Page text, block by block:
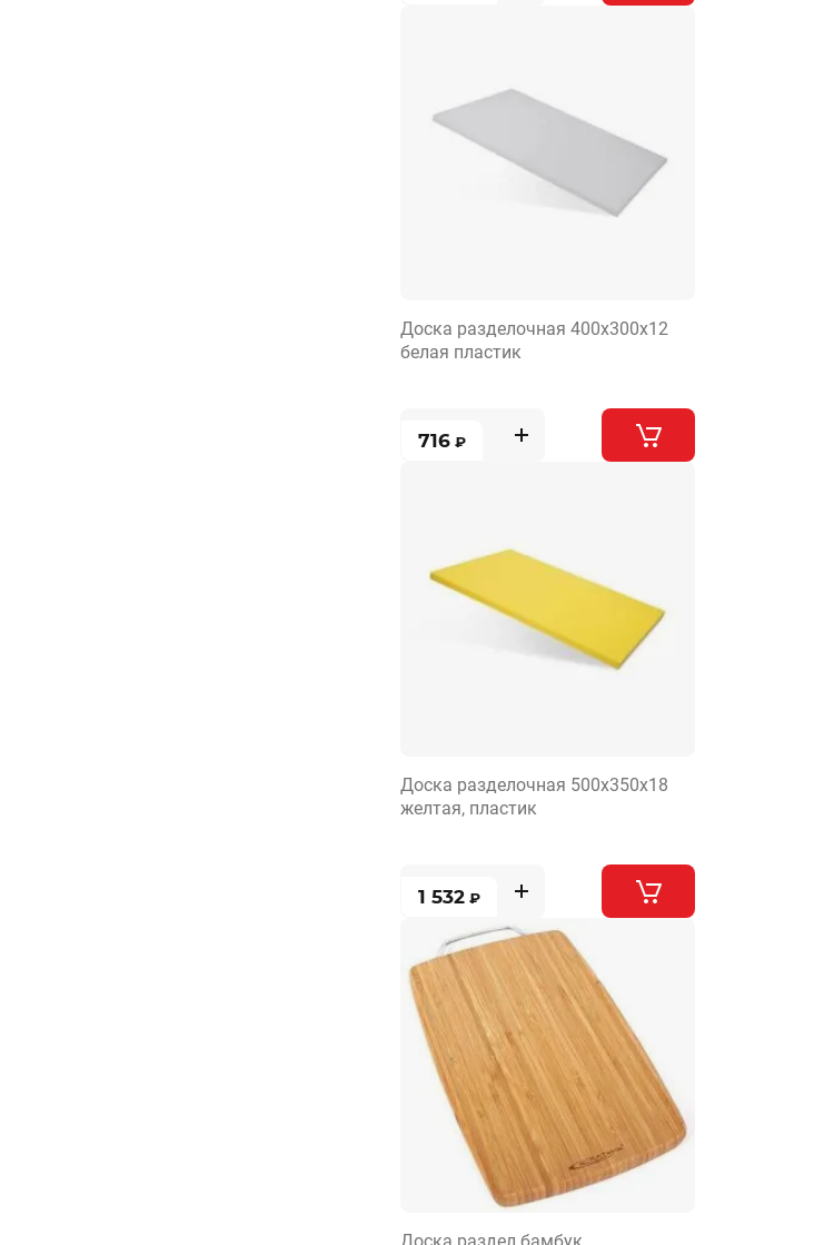
Доска разделочная 400х300х12
белая пластик
716 ₽
Доска разделочная 500х350х18
желтая, пластик
1 532 ₽
Доска раздел бамбук